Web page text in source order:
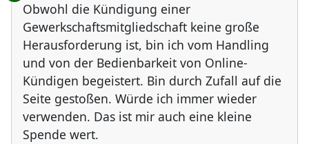
Obwohl die Kündigung einer
Gewerkschaftsmitgliedschaft keine große
Herausforderung ist, bin ich vom Handling
und von der Bedienbarkeit von Online-
Kündigen begeistert. Bin durch Zufall auf die
Seite gestoßen. Würde ich immer wieder
verwenden. Das ist mir auch eine kleine
Spende wert.